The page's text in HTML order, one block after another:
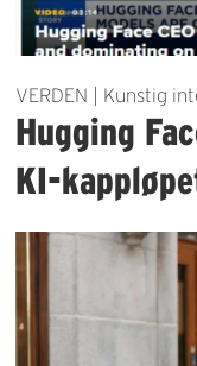
VERDEN | Kunstig
Hugging
KI-